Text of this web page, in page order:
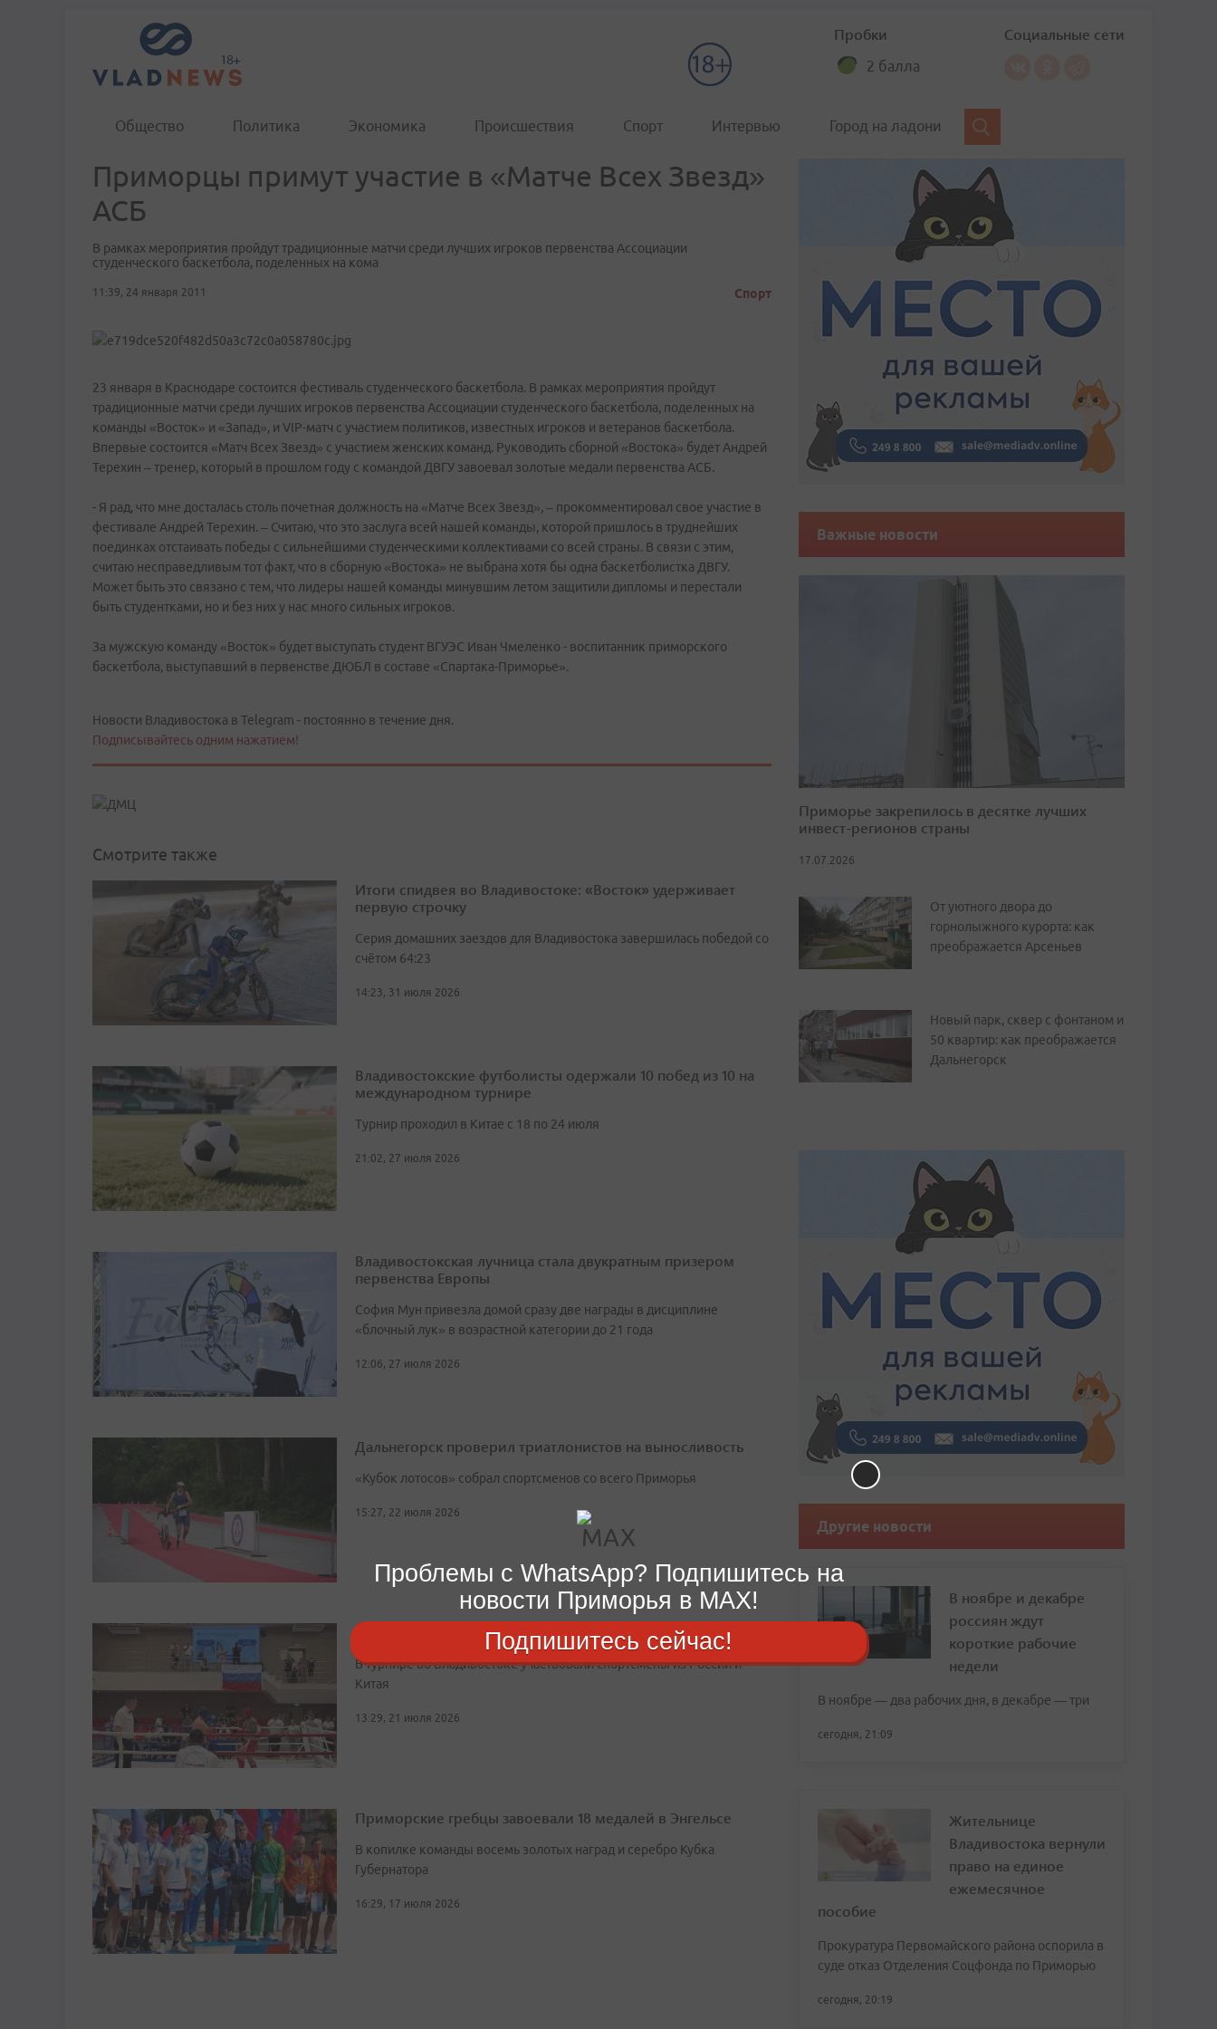
Пробки
2 балла
Социальные сети
Общество Политика Экономика Происшествия Спорт Интервью Город на ладони
Приморцы примут участие в «Матче Всех Звезд»
АСБ
В рамках мероприятия пройдут традиционные матчи среди лучших игроков первенства Ассоциации
студенческого баскетбола, поделенных на кома
11:39, 24 января 2011 Спорт
23 января в Краснодаре состоится фестиваль студенческого баскетбола. В рамках мероприятия пройдут
традиционные матчи среди лучших игроков первенства Ассоциации студенческого баскетбола, поделенных на
команды «Восток» и «Запад», и VIP-матч с участием политиков, известных игроков и ветеранов баскетбола.
Впервые состоится «Матч Всех Звезд» с участием женских команд. Руководить сборной «Востока» будет Андрей
Терехин – тренер, который в прошлом году с командой ДВГУ завоевал золотые медали первенства АСБ.
- Я рад, что мне досталась столь почетная должность на «Матче Всех Звезд», – прокомментировал свое участие в
фестивале Андрей Терехин. – Считаю, что это заслуга всей нашей команды, которой пришлось в труднейших
поединках отстаивать победы с сильнейшими студенческими коллективами со всей страны. В связи с этим,
считаю несправедливым тот факт, что в сборную «Востока» не выбрана хотя бы одна баскетболистка ДВГУ.
Может быть это связано с тем, что лидеры нашей команды минувшим летом защитили дипломы и перестали
быть студентками, но и без них у нас много сильных игроков.
За мужскую команду «Восток» будет выступать студент ВГУЭС Иван Чмеленко - воспитанник приморского
баскетбола, выступавший в первенстве ДЮБЛ в составе «Спартака-Приморье».
Новости Владивостока в Telegram - постоянно в течение дня.
Подписывайтесь одним нажатием!
Смотрите также
Итоги спидвея во Владивостоке: «Восток» удерживает
первую строчку
Серия домашних заездов для Владивостока завершилась победой со
счётом 64:23
14:23, 31 июля 2026
Владивостокские футболисты одержали 10 побед из 10 на
международном турнире
Турнир проходил в Китае с 18 по 24 июля
21:02, 27 июля 2026
Владивостокская лучница стала двукратным призером
первенства Европы
София Мун привезла домой сразу две награды в дисциплине
«блочный лук» в возрастной категории до 21 года
12:06, 27 июля 2026
Дальнегорск проверил триатлонистов на выносливость
«Кубок лотосов» собрал спортсменов со всего Приморья
15:27, 22 июля 2026
Кубок Приморья по кикбоксингу собрал более 150 бойцов
В турнире во Владивостоке участвовали спортсмены из России и
Китая
13:29, 21 июля 2026
Приморские гребцы завоевали 18 медалей в Энгельсе
В копилке команды восемь золотых наград и серебро Кубка
Губернатора
16:29, 17 июля 2026
Важные новости
Приморье закрепилось в десятке лучших
инвест-регионов страны
17.07.2026
От уютного двора до
горнолыжного курорта: как
преображается Арсеньев
Новый парк, сквер с фонтаном и
50 квартир: как преображается
Дальнегорск
Другие новости
В ноябре и декабре
россиян ждут
короткие рабочие
недели
В ноябре — два рабочих дня, в декабре — три
сегодня, 21:09
Жительнице
Владивостока вернули
право на единое
ежемесячное
пособие
Прокуратура Первомайского района оспорила в
суде отказ Отделения Соцфонда по Приморью
сегодня, 20:19
Проблемы с WhatsApp? Подпишитесь на
новости Приморья в MAX!
Подпишитесь сейчас!